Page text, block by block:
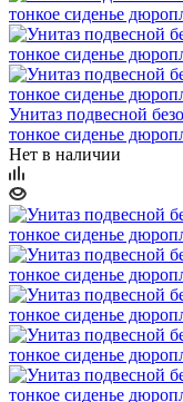
Унитаз подвесной
тонкое сиденье
Нет в наличии